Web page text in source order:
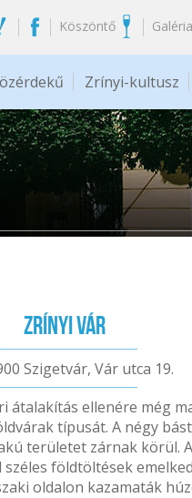
Köszöntő Galéria
Zrínyi-kultusz
Zrínyi Vár
Szigetvár, Vár utca 19.
átalakítás ellenére még
típusát. A négy
területet zárnak körül.
földtöltések
oldalon kazamaták